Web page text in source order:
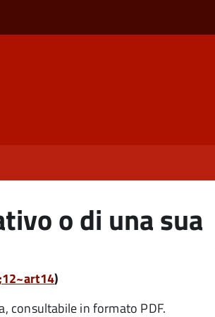
o di una sua
)
consultabile in formato PDF.